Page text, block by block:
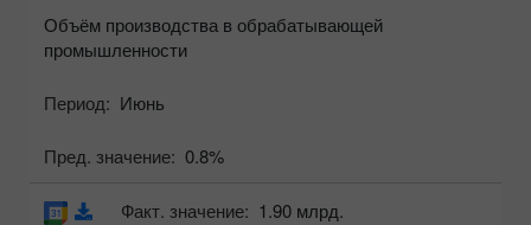
Объём производства в обрабатывающей
промышленности
Период: Июнь
Пред. значение: 0.8%
Факт. значение: 1.90 млрд.